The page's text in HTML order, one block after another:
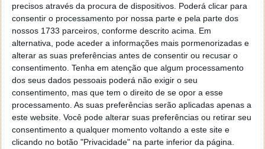
precisos através da procura de dispositivos. Poderá clicar para
consentir o processamento por nossa parte e pela parte dos
nossos 1733 parceiros, conforme descrito acima. Em
alternativa, pode aceder a informações mais pormenorizadas e
alterar as suas preferências antes de consentir ou recusar o
consentimento. Tenha em atenção que algum processamento
dos seus dados pessoais poderá não exigir o seu
consentimento, mas que tem o direito de se opor a esse
processamento. As suas preferências serão aplicadas apenas a
este website. Você pode alterar suas preferências ou retirar seu
consentimento a qualquer momento voltando a este site e
clicando no botão "Privacidade" na parte inferior da página.
A comunicação não é a única forma da série Galaxy
S24 trazer os benefícios fundamentais do telefone
do futuro. Se a pesquisa online transformou quase
todos os aspetos da vida, os novos Galaxy S24
assinalam um marco na história da pesquisa como os
primeiros telefones a estrear o Circle to Search
intuitivo e orientado por gestos com o Google.
Para dar aos utilizadores Galaxy uma ferramenta
incrível, os novos Galaxy recorreram ao líder mundial